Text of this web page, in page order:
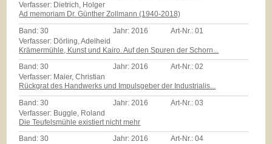
Verfasser: Dietrich, Holger
Ad memoriam Dr. Günther Zollmann (1940-2018)
Band:30 Jahr: 2016 Art-Nr.:01
Verfasser: Dörling, Adelheid
Krämermühle, Kunst und Kairo. Auf den Spuren der Schorn...
Band:30 Jahr:2016 Art-Nr.:02
Verfasser: Maier, Christian
Rückgrat des Handwerks und Impulsgeber der Industrialis...
Band:30 Jahr: 2016 Art-Nr.:03
Verfasser: Buggle, Roland
Die Teufelsmühle existiert nicht mehr
Band:30 Jahr:2016 Art-Nr.:04